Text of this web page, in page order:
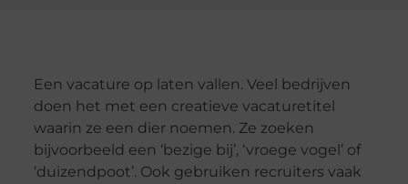
Een vacature op laten vallen. Veel bedrijven
doen het met een creatieve vacaturetitel
waarin ze een dier noemen. Ze zoeken
bijvoorbeeld een ‘bezige bij’, ‘vroege vogel’ of
‘duizendpoot’. Ook gebruiken recruiters vaak